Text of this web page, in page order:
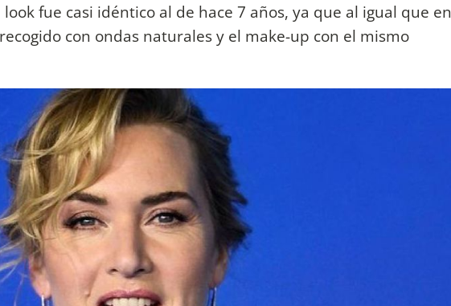
look fue casi idéntico al de hace 7 años, ya que al igual que en
con ondas naturales y el make-up con el mismo